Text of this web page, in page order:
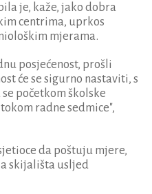
je, kaže, jako dobra
centrima, uprkos
mjerama.
posjećenost, prošli
će se sigurno nastaviti, s
početkom školske
radne sedmice",
da poštuju mjere,
skijališta usljed